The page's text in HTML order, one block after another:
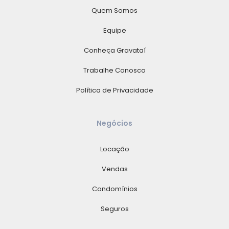
Quem Somos
Equipe
Conheça Gravataí
Trabalhe Conosco
Política de Privacidade
Negócios
Locação
Vendas
Condomínios
Seguros